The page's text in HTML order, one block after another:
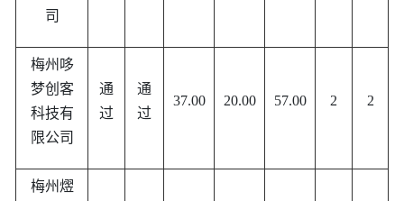
司
梅州哆
梦创客
科技有
限公司
通
过
通
过
37.00 20.00 57.00 2 2
梅州熤